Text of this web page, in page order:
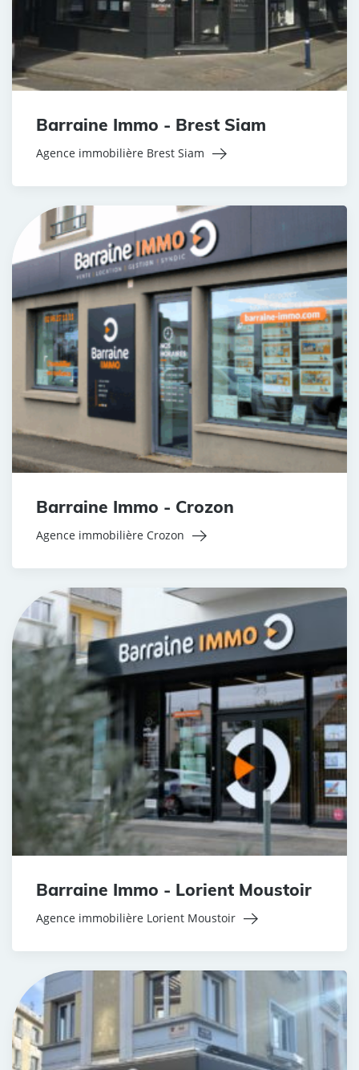
Barraine Immo - Brest Siam
Agence immobilière Brest Siam
Barraine Immo - Crozon
Agence immobilière Crozon
Barraine Immo - Lorient Moustoir
Agence immobilière Lorient Moustoir